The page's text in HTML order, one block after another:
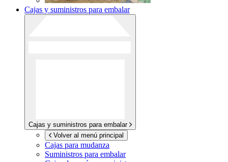
Cajas y suministros para embalar
Cajas y suministros para embalar
Volver al menú principal
Cajas para mudanza
Suministros para embalar